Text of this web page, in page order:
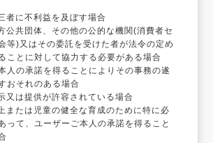
者に不利益を及ぼす場合
公共団体、その他の公的な機関(消費者セ
等)又はその委託を受けた者が法令の定め
ことに対して協力する必要がある場合
人の承諾を得ることによりその事務の遂
おそれのある場合
又は提供が許容されている場合
または児童の健全な育成のために特に必
って、ユーザーご本人の承諾を得ること